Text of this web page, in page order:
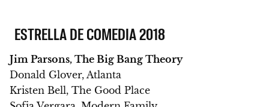
ESTRELLA DE COMEDIA 2018
Jim Parsons, The Big Bang Theory
Donald Glover, Atlanta
Kristen Bell, The Good Place